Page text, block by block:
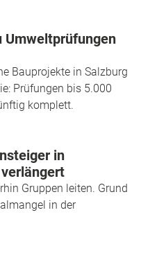
Umweltprüfungen
Bauprojekte in Salzburg
Prüfungen bis 5.000
komplett.
in
Gruppen leiten. Grund
in der